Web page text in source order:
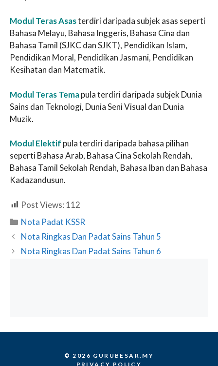
Modul Teras Asasterdiri daripada subjek asas seperti
Bahasa Melayu, Bahasa Inggeris, Bahasa Cina dan
Bahasa Tamil (SJKC dan SJKT), Pendidikan Islam,
Pendidikan Moral, Pendidikan Jasmani, Pendidikan
Kesihatan dan Matematik.
Modul Teras Temapula terdiri daripada subjek Dunia
Sains dan Teknologi, Dunia Seni Visual dan Dunia
Muzik.
Modul Elektif pula terdiri daripada bahasa pilihan
seperti Bahasa Arab, Bahasa Cina Sekolah Rendah,
Bahasa Tamil Sekolah Rendah, Bahasa Iban dan Bahasa
Kadazandusun.
Post Views: 112
Categories
Nota Padat KSSR
Nota Ringkas Dan Padat Sains Tahun 5
Nota Ringkas Dan Padat Sains Tahun 6
© 2026 GURUBESAR.MY
PRIVACY POLICY